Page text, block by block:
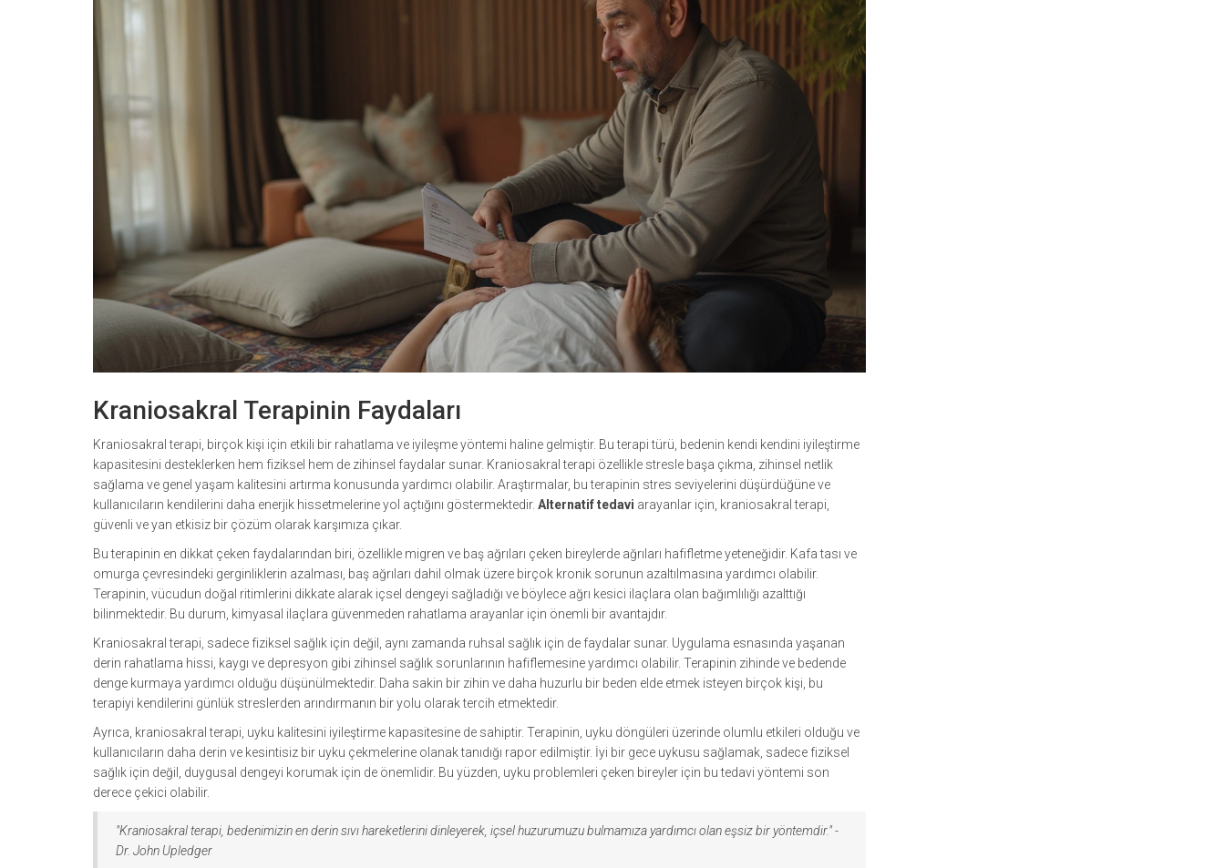
Kraniosakral Terapinin Faydaları
Kraniosakral terapi, birçok kişi için etkili bir rahatlama ve iyileşme yöntemi haline gelmiştir. Bu terapi türü, bedenin kendi kendini iyileştirme
kapasitesini desteklerken hem fiziksel hem de zihinsel faydalar sunar. Kraniosakral terapi özellikle stresle başa çıkma, zihinsel netlik
sağlama ve genel yaşam kalitesini artırma konusunda yardımcı olabilir. Araştırmalar, bu terapinin stres seviyelerini düşürdüğüne ve
kullanıcıların kendilerini daha enerjik hissetmelerine yol açtığını göstermektedir. Alternatif tedavi arayanlar için, kraniosakral terapi,
güvenli ve yan etkisiz bir çözüm olarak karşımıza çıkar.
Bu terapinin en dikkat çeken faydalarından biri, özellikle migren ve baş ağrıları çeken bireylerde ağrıları hafifletme yeteneğidir. Kafa tası ve
omurga çevresindeki gerginliklerin azalması, baş ağrıları dahil olmak üzere birçok kronik sorunun azaltılmasına yardımcı olabilir.
Terapinin, vücudun doğal ritimlerini dikkate alarak içsel dengeyi sağladığı ve böylece ağrı kesici ilaçlara olan bağımlılığı azalttığı
bilinmektedir. Bu durum, kimyasal ilaçlara güvenmeden rahatlama arayanlar için önemli bir avantajdır.
Kraniosakral terapi, sadece fiziksel sağlık için değil, aynı zamanda ruhsal sağlık için de faydalar sunar. Uygulama esnasında yaşanan
derin rahatlama hissi, kaygı ve depresyon gibi zihinsel sağlık sorunlarının hafiflemesine yardımcı olabilir. Terapinin zihinde ve bedende
denge kurmaya yardımcı olduğu düşünülmektedir. Daha sakin bir zihin ve daha huzurlu bir beden elde etmek isteyen birçok kişi, bu
terapiyi kendilerini günlük streslerden arındırmanın bir yolu olarak tercih etmektedir.
Ayrıca, kraniosakral terapi, uyku kalitesini iyileştirme kapasitesine de sahiptir. Terapinin, uyku döngüleri üzerinde olumlu etkileri olduğu ve
kullanıcıların daha derin ve kesintisiz bir uyku çekmelerine olanak tanıdığı rapor edilmiştir. İyi bir gece uykusu sağlamak, sadece fiziksel
sağlık için değil, duygusal dengeyi korumak için de önemlidir. Bu yüzden, uyku problemleri çeken bireyler için bu tedavi yöntemi son
derece çekici olabilir.
"Kraniosakral terapi, bedenimizin en derin sıvı hareketlerini dinleyerek, içsel huzurumuzu bulmamıza yardımcı olan eşsiz bir yöntemdir." -
Dr. John Upledger